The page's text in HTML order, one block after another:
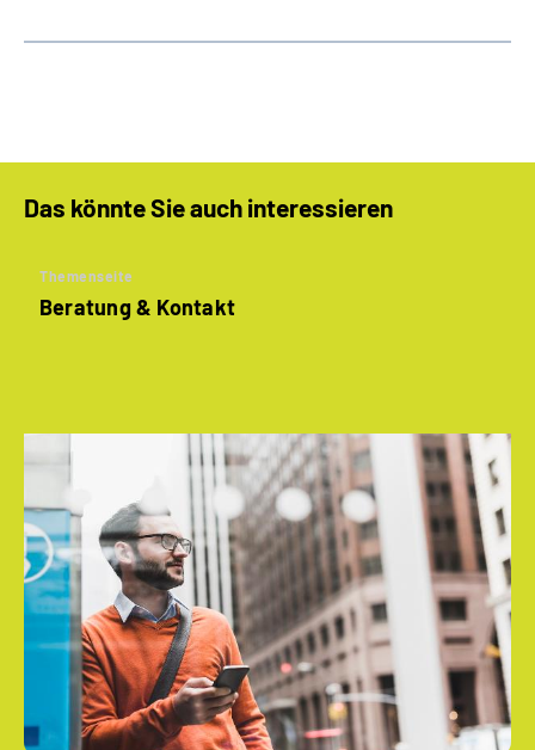
Das könnte Sie auch interessieren
Themenseite
Beratung & Kontakt